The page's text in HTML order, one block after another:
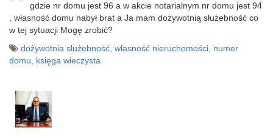
gdzie nr domu jest 96 a w akcie notarialnym nr domu jest 94
, własność domu nabył brat a Ja mam dożywotnią służebność co
w tej sytuacji Mogę zrobić?
dożywotnia służebność własność nieruchomości numer
domu
księga wieczysta